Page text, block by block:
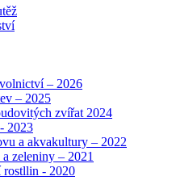
– 2026
– 2025
zvířat 2024
2023
a akvakultury – 2022
zeleniny – 2021
rostllin - 2020